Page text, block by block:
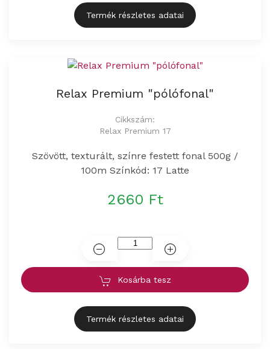
Termék részletes adatai
Relax Premium "pólófonal"
Cikkszám:
Relax Premium 17
Szövött, texturált, színre festett fonal 500g /
100m Színkód: 17 Latte
2660 Ft
Kosárba tesz
Termék részletes adatai